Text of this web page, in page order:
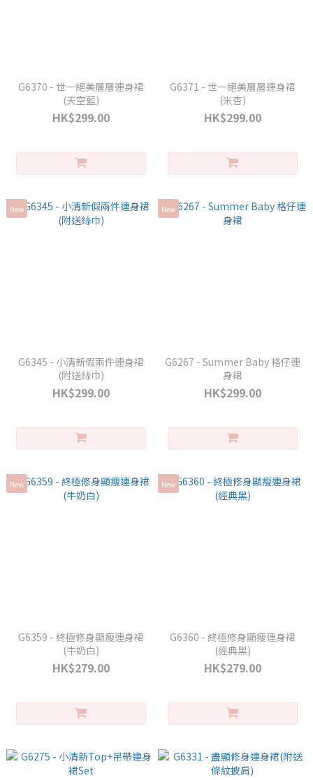
G6370 - 世一絕美層層連身裙
(天空藍)
HK$299.00
G6371 - 世一絕美層層連身裙
(米杏)
HK$299.00
New
G6345 - 小清新假兩件連身裙
(附送絲巾)
HK$299.00
New
G6267 - Summer Baby 格仔連
身裙
HK$299.00
New
G6359 - 終極修身顯瘦連身裙
(牛奶白)
HK$279.00
New
G6360 - 終極修身顯瘦連身裙
(經典黑)
HK$279.00